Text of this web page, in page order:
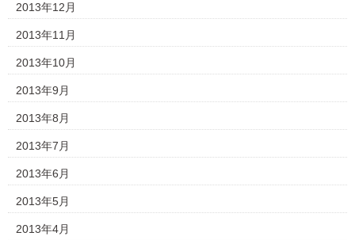
2013年12月
2013年11月
2013年10月
2013年9月
2013年8月
2013年7月
2013年6月
2013年5月
2013年4月